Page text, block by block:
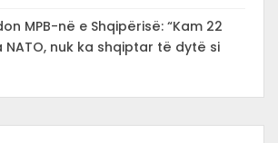
MPB-në e Shqipërisë: “Kam 22
NATO, nuk ka shqiptar të dytë si